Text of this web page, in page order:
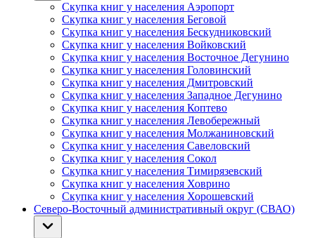
Скупка книг у населения Аэропорт
Скупка книг у населения Беговой
Скупка книг у населения Бескудниковский
Скупка книг у населения Войковский
Скупка книг у населения Восточное Дегунино
Скупка книг у населения Головинский
Скупка книг у населения Дмитровский
Скупка книг у населения Западное Дегунино
Скупка книг у населения Коптево
Скупка книг у населения Левобережный
Скупка книг у населения Молжаниновский
Скупка книг у населения Савеловский
Скупка книг у населения Сокол
Скупка книг у населения Тимирязевский
Скупка книг у населения Ховрино
Скупка книг у населения Хорошевский
Северо-Восточный административный округ (СВАО)